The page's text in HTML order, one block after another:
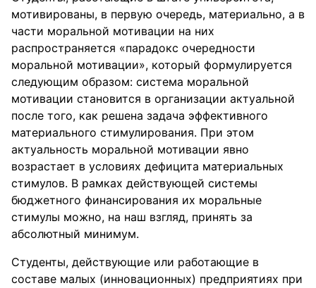
мотивированы, в первую очередь, материально, а в
части моральной мотивации на них
распространяется «парадокс очередности
моральной мотивации», который формулируется
следующим образом: система моральной
мотивации становится в организации актуальной
после того, как решена задача эффективного
материального стимулирования. При этом
актуальность моральной мотивации явно
возрастает в условиях дефицита материальных
стимулов. В рамках действующей системы
бюджетного финансирования их моральные
стимулы можно, на наш взгляд, принять за
абсолютный минимум.
Студенты, действующие или работающие в
составе малых (инновационных) предприятиях при